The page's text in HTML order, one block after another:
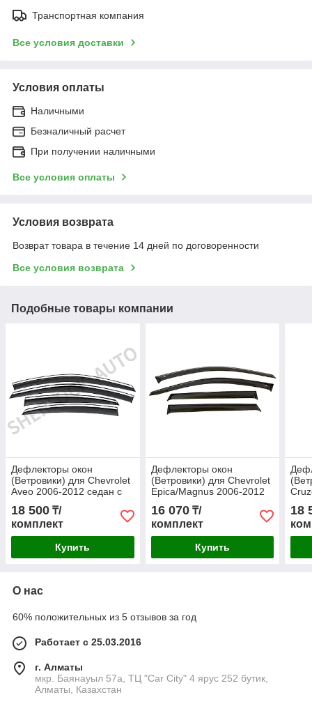
Транспортная компания
Все условия доставки
Условия оплаты
Наличными
Безналичный расчет
При получении наличными
Все условия оплаты
Условия возврата
Возврат товара в течение 14 дней по договоренности
Все условия возврата
Подобные товары компании
Дефлекторы окон
(Ветровики) для Chevrolet
Aveo 2006-2012 седан с
металлическим
молдингом
18 500 ₸/
комплект
Купить
Дефлекторы окон
(Ветровики) для Chevrolet
Epica/Magnus 2006-2012
16 070₸/
комплект
Купить
18
О нас
60% положительных из 5 отзывов за год
Работает с 25.03.2016
г. Алматы
мкр. Баянауыл 57а, ТЦ "Car Сity" 4 ярус 252 бутик,
Алматы, Казахстан